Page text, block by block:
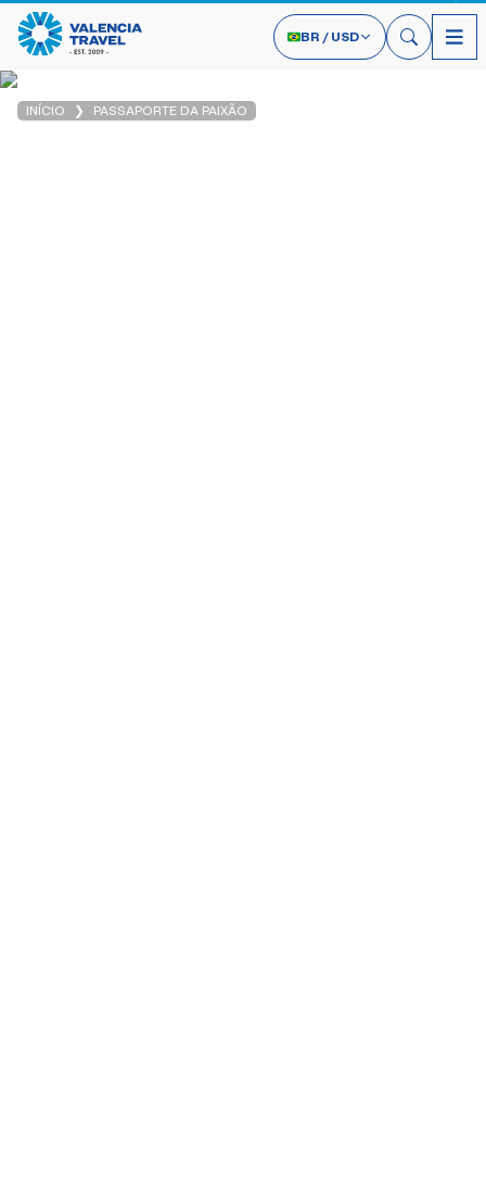
BR / USD
INÍCIO PASSAPORTE DA PAIXÃO